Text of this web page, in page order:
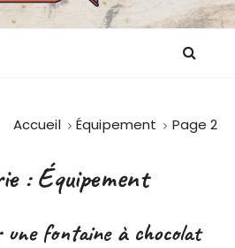
Accueil Équipement Page 2
:Équipement
une fontaine à chocolat